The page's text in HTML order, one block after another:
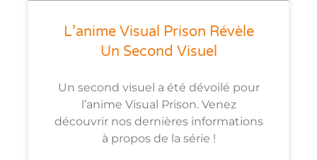
L’anime Visual Prison Révèle
Un Second Visuel
Un second visuel a été dévoilé pour
l’anime Visual Prison. Venez
découvrir nos dernières informations
à propos de la série !